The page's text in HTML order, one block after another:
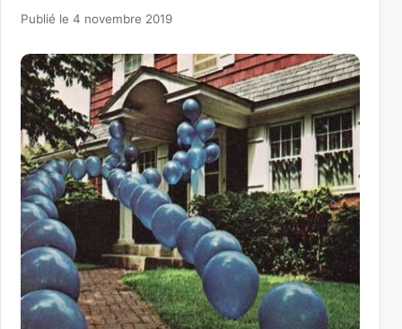
Publié le 4 novembre 2019